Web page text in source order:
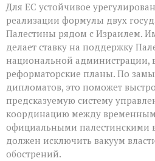
Для ЕС устойчивое
реализации формулы двух
Палестины рядом с Израилем.
делает ставку на поддержку
национальной администрации,
реформаторские планы. По
дипломатов, это поможет
предсказуемую систему
координацию между
официальными палестинскими
должен исключить вакуум
обострений.